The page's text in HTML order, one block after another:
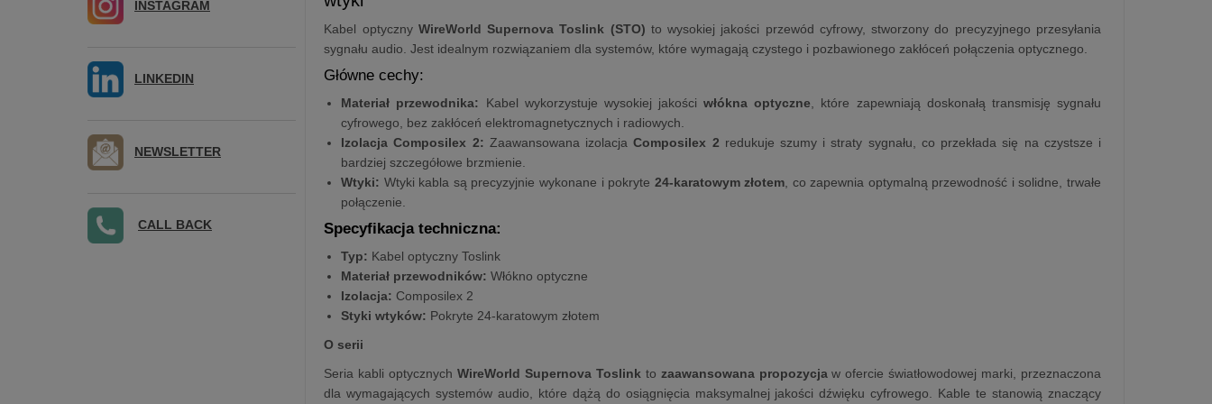
Kabel optyczny WireWorld Supernova Toslink (STO) to wysokiej jakości przewód cyfrowy, stworzony do precyzyjnego przesyłania
sygnału audio. Jest idealnym rozwiązaniem dla systemów, które wymagają czystego i pozbawionego zakłóceń połączenia optycznego.
Główne cechy:
Materiał przewodnika: Kabel wykorzystuje wysokiej jakościwłókna optyczne , które zapewniają doskonałą transmisję sygnału
cyfrowego, bez zakłóceń elektromagnetycznych i radiowych.
Izolacja Composilex 2: Zaawansowana izolacjaComposilex 2 redukuje szumy i straty sygnału, co przekłada się na czystsze i
bardziej szczegółowe brzmienie.
Wtyki: Wtyki kabla są precyzyjnie wykonane i pokryte 24-karatowym złotem , co zapewnia optymalną przewodność i solidne, trwałe
połączenie.
Specyfikacja techniczna:
Typ: Kabel optyczny Toslink
Materiał przewodników: Włókno optyczne
Izolacja: Composilex 2
Styki wtyków: Pokryte 24-karatowym złotem
O serii
Seria kabli optycznych WireWorld Supernova Toslink to zaawansowana propozycja w ofercie światłowodowej marki, przeznaczona
dla wymagających systemów audio, które dążą do osiągnięcia maksymalnej jakości dźwięku cyfrowego. Kable te stanowią znaczący
INSTAGRAM
LINKEDIN
NEWSLETTER
CALL BACK